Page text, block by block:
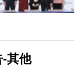
其他